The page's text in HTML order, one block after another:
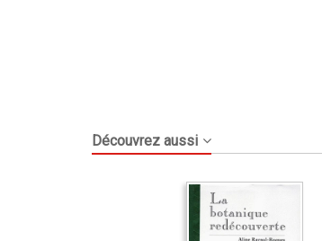
Découvrez aussi